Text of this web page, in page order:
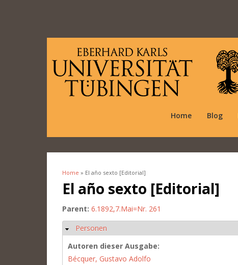
Home Blog
You are here
Home » El año sexto [Editorial]
El año sexto [Editorial]
Parent: 6.1892,7.Mai=Nr. 261
Hide
Personen
Autoren dieser Ausgabe:
Bécquer, Gustavo Adolfo